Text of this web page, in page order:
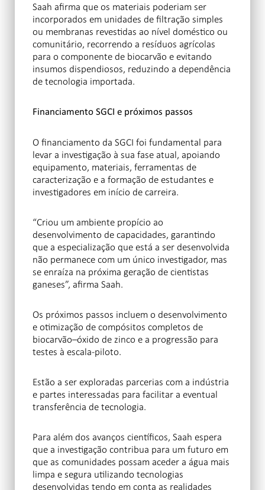
Saah afirma que os materiais poderiam ser
incorporados em unidades de filtração simples
ou membranas revestidas ao nível doméstico ou
comunitário, recorrendo a resíduos agrícolas
para o componente de biocarvão e evitando
insumos dispendiosos, reduzindo a dependência
de tecnologia importada.
Financiamento SGCI e próximos passos
O financiamento da SGCI foi fundamental para
levar a investigação à sua fase atual, apoiando
equipamento, materiais, ferramentas de
caracterização e a formação de estudantes e
investigadores em início de carreira.
“Criou um ambiente propício ao
desenvolvimento de capacidades, garantindo
que a especialização que está a ser desenvolvida
não permanece com um único investigador, mas
se enraíza na próxima geração de cientistas
ganeses”, afirma Saah.
Os próximos passos incluem o desenvolvimento
e otimização de compósitos completos de
biocarvão–óxido de zinco e a progressão para
testes à escala-piloto.
Estão a ser exploradas parcerias com a indústria
e partes interessadas para facilitar a eventual
transferência de tecnologia.
Para além dos avanços científicos, Saah espera
que a investigação contribua para um futuro em
que as comunidades possam aceder a água mais
limpa e segura utilizando tecnologias
desenvolvidas tendo em conta as realidades